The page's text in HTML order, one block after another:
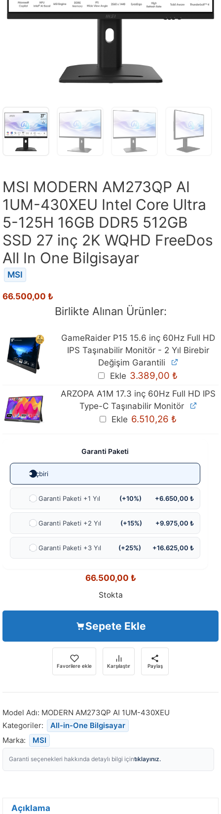
MSI MODERN AM273QP AI
1UM-430XEU Intel Core Ultra
5-125H 16GB DDR5 512GB
SSD 27 inç 2K WQHD FreeDos
All In One Bilgisayar
MSI
66.500,00 ₺
Birlikte Alınan Ürünler:
GameRaider P15 15.6 inç 60Hz Full HD
IPS Taşınabilir Monitör - 2 Yıl Birebir
Değişim Garantili
Ekle 3.389,00₺
ARZOPA A1M 17.3 inç 60Hz Full HD IPS
Type-C Taşınabilir Monitör
Ekle Orijinal
fiyat:
6.510,26 ₺
Garanti Paketi
Hiçbiri
Ek Garanti Paketi +1 Yıl (+10%) +6.650,00 ₺
Ek Garanti Paketi +2 Yıl (+15%) +9.975,00 ₺
Ek Garanti Paketi +3 Yıl (+25%) +16.625,00 ₺
66.500,00 ₺
Stokta
Sepete Ekle
Favorilere ekle Karşılaştır Paylaş
Model Adı: MODERN AM273QP AI 1UM-430XEU
Kategoriler:
All-in-One Bilgisayar
Marka:
MSI
Garanti seçenekleri hakkında detaylı bilgi içintıklayınız.
Açıklama